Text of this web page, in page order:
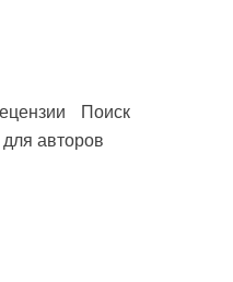
Поиск
авторов